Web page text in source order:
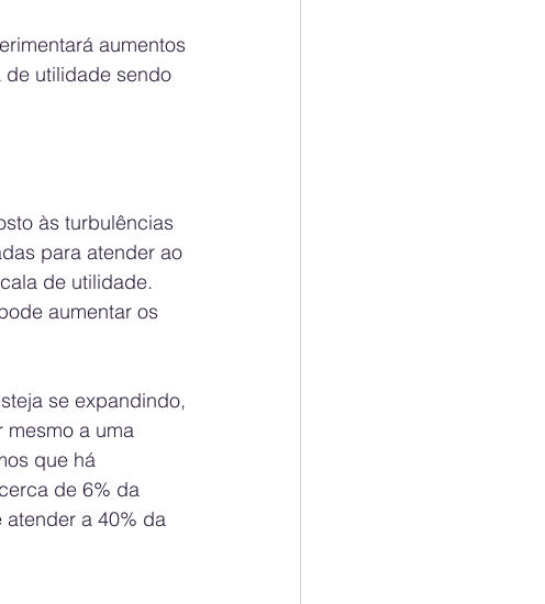
aumentos
de utilidade sendo
às turbulências
para atender ao
de utilidade.
aumentar os
se expandindo,
mesmo a uma
que há
de 6% da
a 40% da